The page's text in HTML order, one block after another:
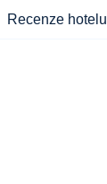
Recenze hotelu